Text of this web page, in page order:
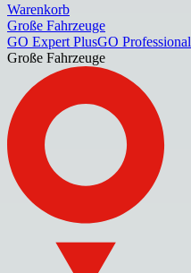
Warenkorb
Große Fahrzeuge
GO Expert PlusGO Professional
Große Fahrzeuge